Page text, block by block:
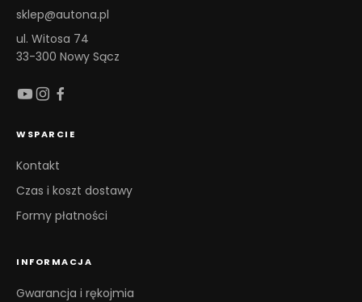
sklep@autona.pl
ul. Witosa 74
33-300 Nowy Sącz
WSPARCIE
Kontakt
Czas i koszt dostawy
Formy płatności
INFORMACJA
Gwarancja i rękojmia